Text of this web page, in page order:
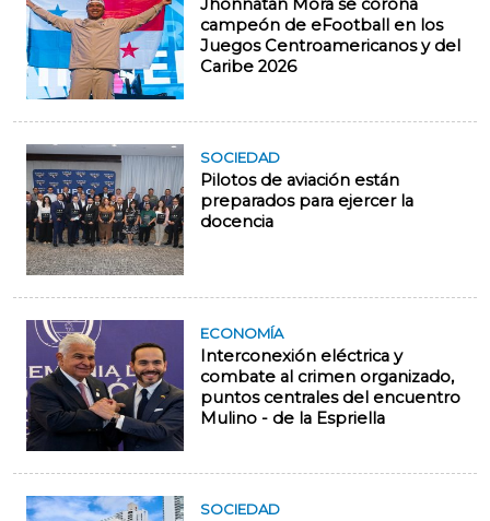
Jhonnatan Mora se corona
campeón de eFootball en los
Juegos Centroamericanos y del
Caribe 2026
SOCIEDAD
Pilotos de aviación están
preparados para ejercer la
docencia
ECONOMÍA
Interconexión eléctrica y
combate al crimen organizado,
puntos centrales del encuentro
Mulino - de la Espriella
SOCIEDAD